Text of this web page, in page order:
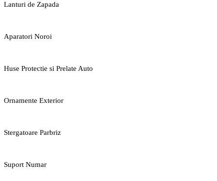
Lanturi de Zapada
Aparatori Noroi
Huse Protectie si Prelate Auto
Ornamente Exterior
Stergatoare Parbriz
Suport Numar